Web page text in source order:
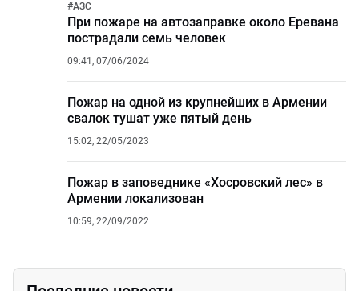
#АЗС
При пожаре на автозаправке около Еревана
пострадали семь человек
09:41, 07/06/2024
Пожар на одной из крупнейших в Армении
свалок тушат уже пятый день
15:02, 22/05/2023
Пожар в заповеднике «Хосровский лес» в
Армении локализован
10:59, 22/09/2022